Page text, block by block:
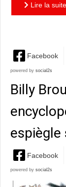
Lire la
Facebook
powered by social2s
Billy
espiègle
Facebook
powered by social2s